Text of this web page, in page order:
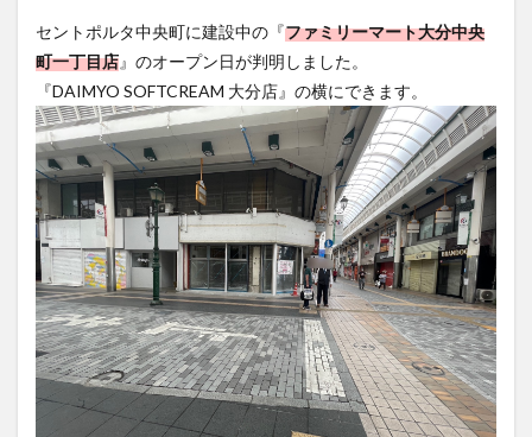
セントポルタ中央町に建設中の『ファミリーマート大分中央
町一丁目店』のオープン日が判明しました。
『DAIMYO SOFTCREAM 大分店』の横にできます。